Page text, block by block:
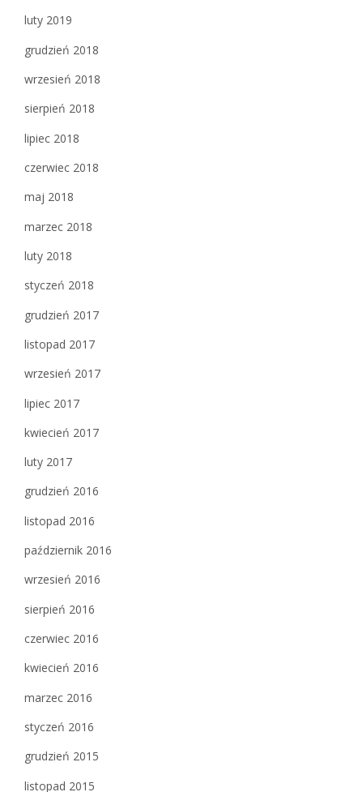
luty 2019
grudzień 2018
wrzesień 2018
sierpień 2018
lipiec 2018
czerwiec 2018
maj 2018
marzec 2018
luty 2018
styczeń 2018
grudzień 2017
listopad 2017
wrzesień 2017
lipiec 2017
kwiecień 2017
luty 2017
grudzień 2016
listopad 2016
październik 2016
wrzesień 2016
sierpień 2016
czerwiec 2016
kwiecień 2016
marzec 2016
styczeń 2016
grudzień 2015
listopad 2015